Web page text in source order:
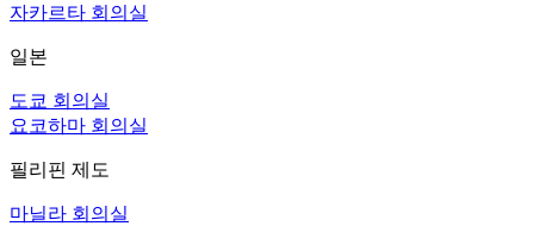
자카르타 회의실
일본
도쿄 회의실
요코하마 회의실
필리핀 제도
마닐라 회의실